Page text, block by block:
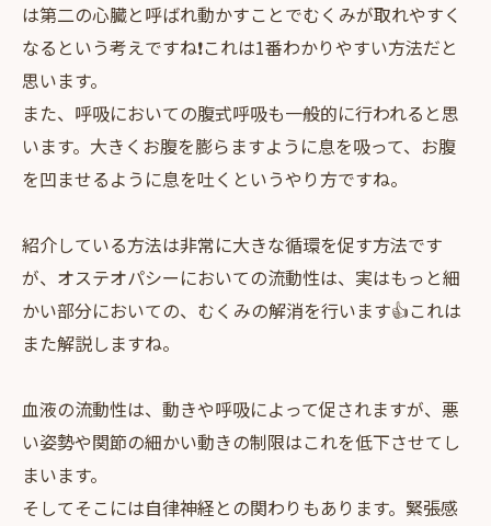
は第二の心臓と呼ばれ動かすことでむくみが取れやすく
なるという考えですね❗️これは1番わかりやすい方法だと
思います。
また、呼吸においての腹式呼吸も一般的に行われると思
います。大きくお腹を膨らますように息を吸って、お腹
を凹ませるように息を吐くというやり方ですね。
紹介している方法は非常に大きな循環を促す方法です
が、オステオパシーにおいての流動性は、実はもっと細
かい部分においての、むくみの解消を行います👍これは
また解説しますね。
血液の流動性は、動きや呼吸によって促されますが、悪
い姿勢や関節の細かい動きの制限はこれを低下させてし
まいます。
そしてそこには自律神経との関わりもあります。緊張感